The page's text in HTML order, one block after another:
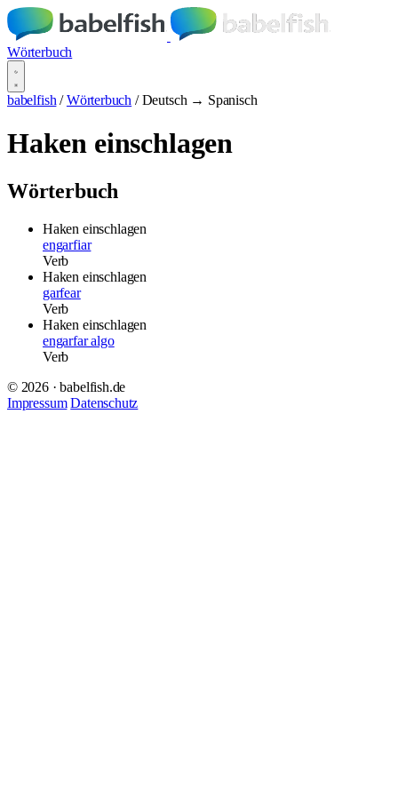
Wörterbuch
babelfish / Wörterbuch / Deutsch → Spanisch
Haken einschlagen
Wörterbuch
Haken einschlagen
engarfiar
Verb
Haken einschlagen
garfear
Verb
Haken einschlagen
engarfar algo
Verb
© 2026 · babelfish.de
Impressum Datenschutz